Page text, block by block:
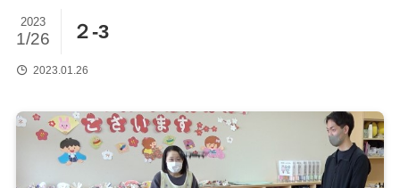
２-3
2023
1/26
2023.01.26